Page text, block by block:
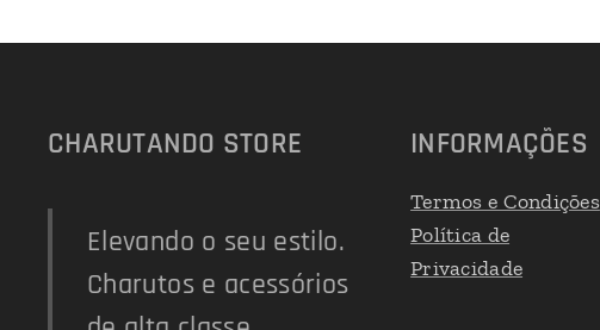
CHARUTANDO STORE
Elevando o seu estilo.
Charutos e acessórios
INFORMAÇÕES
Termos e Condições
Política de
Privacidade